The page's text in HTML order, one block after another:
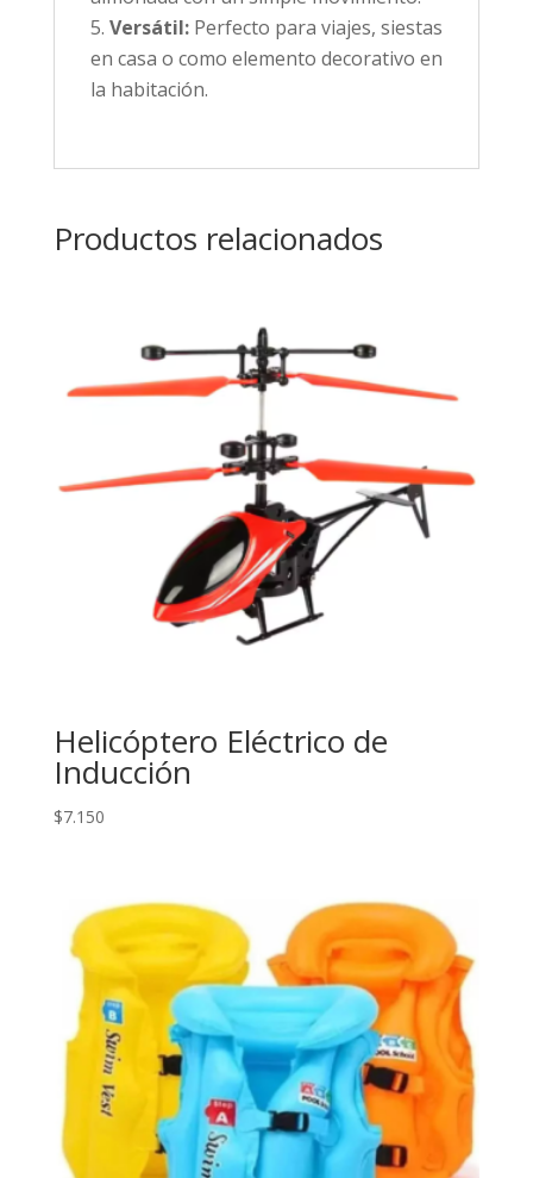
Versátil:Perfecto para viajes, siestas
en casa o como elemento decorativo en
la habitación.
Productos relacionados
Helicóptero Eléctrico de
Inducción
$7.150